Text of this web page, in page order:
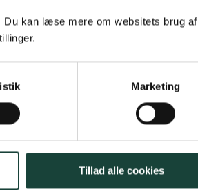
kan læse mere om websitets brug af
Marketing
Tillad alle cookies
Vejen
7696 1800
nr: 5790002491382